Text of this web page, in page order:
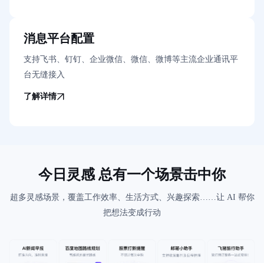
消息平台配置
支持飞书、钉钉、企业微信、微信、微博等主流企业通讯平
台无缝接入
了解详情
今日灵感 总有一个场景击中你
超多灵感场景，覆盖工作效率、生活方式、兴趣探索……让 AI 帮你
把想法变成行动